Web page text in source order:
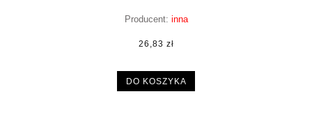
Producent: inna
26,83 zł
DO KOSZYKA